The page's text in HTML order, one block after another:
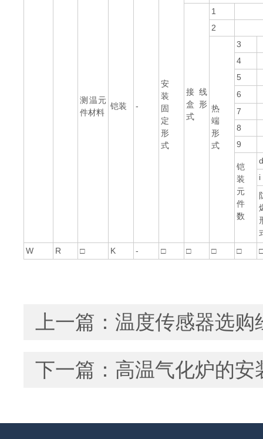
测温元
件材料
铠装 -
安
装
固
定
形
式
接线
盒形
式
1
2
热
端
形
式
3
4
5
6
7
8
9
铠
装
元
件
数
d
i
W
R □ K - □ □ □ □ □
上一篇： 温度传感器选购
下一篇： 高温气化炉的安